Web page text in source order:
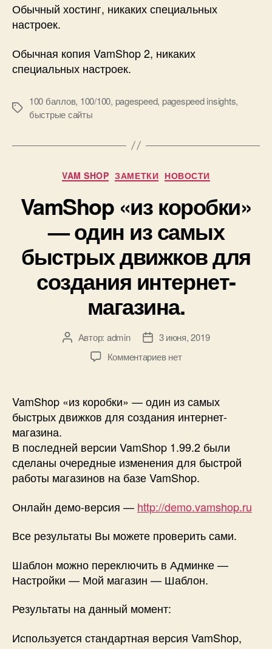
Обычный хостинг, никаких специальных
настроек.
Обычная копия VamShop 2, никаких
специальных настроек.
Метки
100 баллов, 100/100, pagespeed, pagespeed insights,
быстрые сайты
Рубрики
VAM SHOP ЗАМЕТКИ НОВОСТИ
VamShop «из коробки»
— один из самых
быстрых движков для
создания интернет-
магазина.
Автор
записи
Автор: admin
Дата3 июня, 2019
Комментариевк
коробки»
—
из
самых
быстрых
для
создания
магазина.
нет
VamShop «из коробки» — один из самых
быстрых движков для создания интернет-
магазина.
В последней версии VamShop 1.99.2 были
сделаны очередные изменения для быстрой
работы магазинов на базе VamShop.
Онлайн демо-версия — http://demo.vamshop.ru
Все результаты Вы можете проверить сами.
Шаблон можно переключить в Админке —
Настройки — Мой магазин — Шаблон.
Результаты на данный момент:
Используется стандартная версия VamShop,